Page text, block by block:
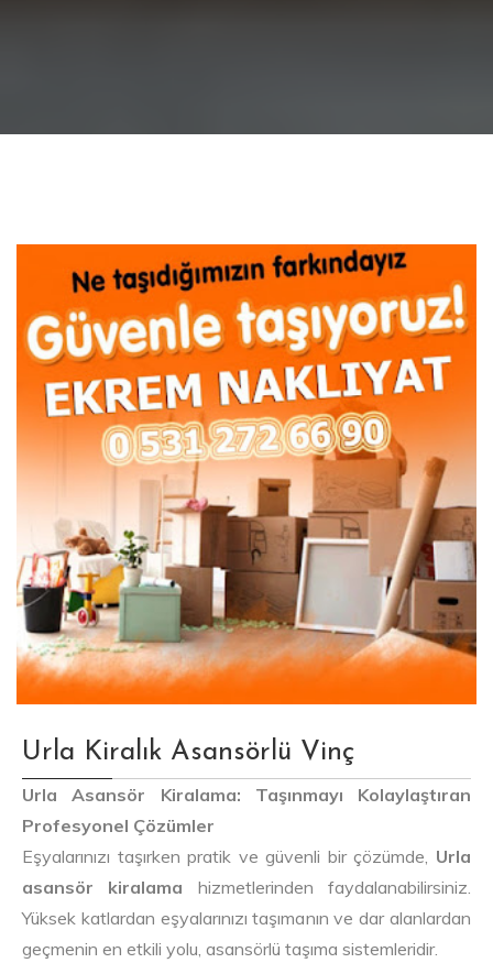
Urla Kiralık Asansörlü Vinç
Urla Asansör Kiralama: Taşınmayı Kolaylaştıran
Profesyonel Çözümler
Eşyalarınızı taşırken pratik ve güvenli bir çözümde, Urla
asansör kiralama hizmetlerinden faydalanabilirsiniz.
Yüksek katlardan eşyalarınızı taşımanın ve dar alanlardan
geçmenin en etkili yolu, asansörlü taşıma sistemleridir.